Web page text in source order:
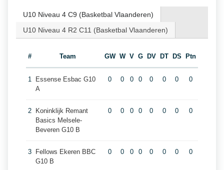
U10 Niveau 4 C9 (Basketbal Vlaanderen)
U10 Niveau 4 R2 C11 (Basketbal Vlaanderen)
# Team GW W V G DV DT DS Ptn
1
Essense Esbac G10
A
0 0 0 0 0 0 0 0
2
Koninklijk Remant
Basics Melsele-
Beveren G10 B
0 0 0 0 0 0 0 0
3
Fellows Ekeren BBC
G10 B
0 0 0 0 0 0 0 0